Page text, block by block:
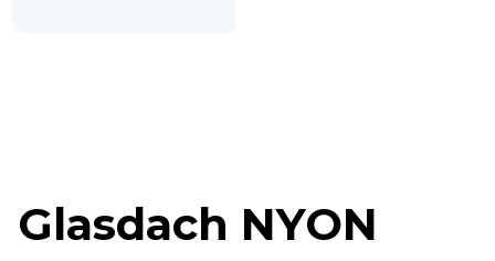
Glasdach NYON